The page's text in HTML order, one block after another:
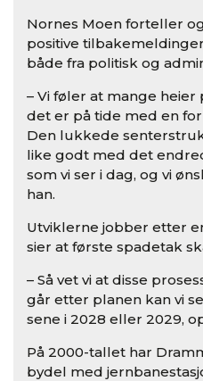
Nornes ­Moen forteller
positive
både fra politisk og
– Vi føler at mange heier
det er på tide med en
Den lukkede
like godt med det
som vi ser i dag, og vi
han.
Utviklerne jobber etter
sier at første spadetak
– Så vet vi at disse
går etter planen kan vi
sene i 2028 eller 2029,
På 2000­-tallet har
bydel med